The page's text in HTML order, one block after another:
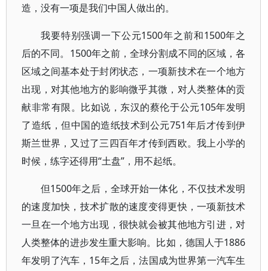
造，没有一项是我们中国人做出的。
我要特别强调一下公元1500年之前和1500年之
后的不同。1500年之前，全球分割成不同的区域，各
区域之间基本处于封闭状态，一项新技术在一个地方
出现，对其他地方的影响微乎其微，对人类整体的贡
献非常有限。比如说，东汉的蔡伦于公元105年发明
了造纸，但中国的造纸技术到公元751年后才传到伊
斯兰世界，又过了三四百年才传到西欧。我上小学的
时候，练字还得用“土盘”，用不起纸。
但1500年之后，全球开始一体化，不仅技术发明
的速度加快，技术扩散的速度变得更快，一项新技术
一旦在一个地方出现，很快就会被其他地方引进，对
人类整体的进步发生重大影响。比如，德国人于1886
年发明了汽车，15年之后，法国成为世界第一汽车生